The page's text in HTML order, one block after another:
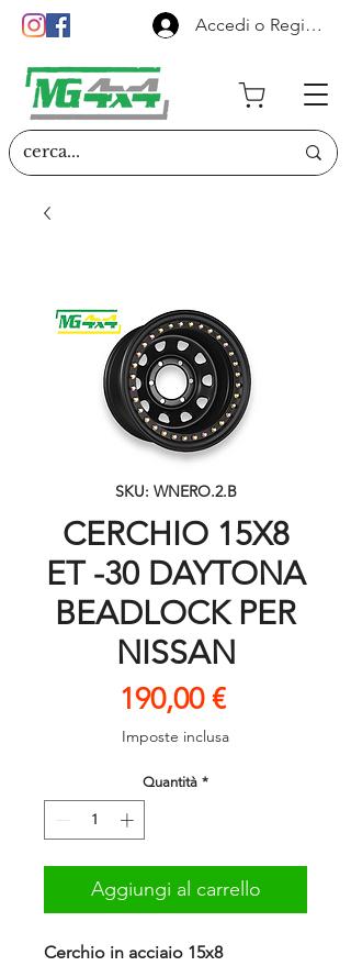
Accedi o Registrati
SKU: WNERO.2.B
CERCHIO 15X8
ET -30 DAYTONA
BEADLOCK PER
NISSAN
190,00 €Prezzo
Imposte inclusa
Quantità *
Aggiungi al carrello
Cerchio in acciaio 15x8